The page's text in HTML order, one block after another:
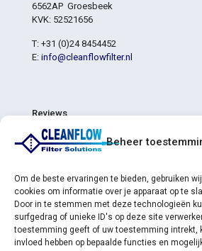
Beheer
Om de beste ervaringen te bieden, gebruiken
cookies om informatie over je apparaat op te
Door in te stemmen met deze technologieën
surfgedrag of unieke ID's op deze site
toestemming geeft of uw toestemming intrekt,
invloed hebben op bepaalde functies en
6562AP Groesbeek
KVK: 52521656
T: +31 (0)24 8454452
E: info@cleanflowfilter.nl
Reviews
4,8
4,8 van de 5 sterren (gebaseerd op 6 reviews)
Heel goed
Gemiddeld
Verschrikkelijk